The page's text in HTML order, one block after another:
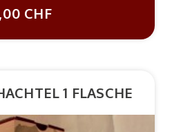
CHF
1 FLASCHE